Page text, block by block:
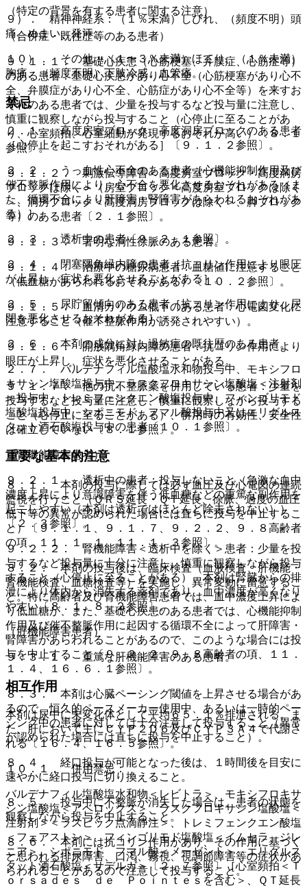
（特定の背景を有する患者に関する注意）
（合併症・既往歴等のある患者）
９．１．１． 基礎心疾患（心筋梗塞、弁膜症、心筋症等）
のある患者：基礎心疾患があり心不全（心筋梗塞があり心不
全、弁膜症があり心不全、心筋症があり心不全等）を来すお
それのある患者では、少量を投与するなど投与量に注意し、
慎重に観察しながら投与すること（心停止に至ることがあ
り、心室頻拍、心室細動が発現するおそれが高い）〔８．１
参照〕。
９．１．２． 刺激伝導障害＜高度房室ブロック・高度洞房
ブロックは除く＞（房室ブロック＜高度房室ブロックは除く
＞、洞房ブロック＜高度洞房ブロックは除く＞、脚ブロック
等）のある患者〔２．１参照〕。
９．１．３． 著明な洞性徐脈のある患者。
９．１．４． 治療中の糖尿病患者：血糖値に注意すること
（低血糖があらわれるおそれがある）〔１０．２参照〕。
９．１．５． 血清カリウム低下のある患者：心電図変化に
注意すること（催不整脈作用が誘発されやすい）。
９．１．６． 開放隅角緑内障の患者：抗コリン作用により
眼圧が上昇し、症状を悪化させることがある。
９．１．７． 他の抗不整脈薬を併用している患者：少量を
投与するなど投与量に注意し、慎重に観察しながら投与する
こと（心停止に至ることがある）、併用時の有効性、安全性
は確立していない〔８．１参照〕。
（腎機能障害患者）
９．２．１． 透析中の患者：投与しないこと（急激な血中
濃度上昇により意識障害を伴う低血糖などの重篤な副作用を
起こしやすい（本剤は透析ではほとんど除去されない））
〔２．３参照〕。
９．２．２． 腎機能障害＜透析中を除く＞患者：少量を投
与するなど投与量に十分に注意し、慎重に観察しながら投与
すること（心停止に至ることがある）、本剤は腎臓からの排
泄により体内から消失する薬剤であり、血中濃度が高くなり
やすい〔８．１、８．２参照〕。
（肝機能障害患者）
９．３．１． 重篤な肝機能障害のある患者。
相互作用
本剤は尿中に未変化体として平均６５．１％排泄される。ま
た、肝において主にＣＹＰ２Ｄ６及びＣＹＰ３Ａ４で代謝さ
れる〔１６．４、１６．５参照〕。
１０．１． 併用禁忌：
バルデナフィル塩酸塩水和物＜レビトラ＞、モキシフロキサ
シン塩酸塩＜アベロックス＞、ラスクフロキサシン塩酸塩＜
注射剤＞＜ラスビック点滴静注＞、トレミフェンクエン酸塩
＜フェアストン＞、フィンゴリモド塩酸塩＜イムセラ、ジレ
ニア＞、シポニモド フマル酸＜メーゼント＞、エリグルス
タット酒石酸塩＜サデルガ＞〔２．７参照〕［心室頻拍＜Ｔ
ｏｒｓａｄｅｓ ｄｅ Ｐｏｉｎｔｅｓを含む＞、ＱＴ延長
９）． 精神神経系：（１％未満）しびれ、（頻度不明）頭
痛、めまい、発汗。
１０）． その他：（１〜３％未満）ほてり、（１％未満）
胸痛、（頻度不明）下肢冷感、血管痛。
禁忌
２．１． 高度房室ブロック、高度洞房ブロックのある患者
［心停止を起こすおそれがある］〔９．１．２参照〕。
２．２． うっ血性心不全のある患者［心機能抑制作用及び
催不整脈作用により、心不全を悪化させるおそれがある（ま
た、循環不全により肝障害・腎障害があらわれるおそれがあ
る）］。
２．３． 透析中の患者〔９．２．１参照〕。
２．４． 閉塞隅角緑内障の患者［抗コリン作用により眼圧
が上昇し、症状を悪化させることがある］。
２．５． 尿貯留傾向のある患者［抗コリン作用により、尿
閉を悪化させるおそれがある］。
２．６． 本剤の成分に対し過敏症の既往歴のある患者。
２．７． バルデナフィル塩酸塩水和物投与中、モキシフロ
キサシン塩酸塩投与中、ラスクフロキサシン塩酸塩＜注射剤
＞投与中、トレミフェンクエン酸塩投与中、フィンゴリモド
塩酸塩投与中、シポニモド フマル酸投与中又はエリグルス
タット酒石酸塩投与中の患者〔１０．１参照〕。
重要な基本的注意
８．１． 本剤の投与に際しては必ず血圧及び心電図の連続
監視を行うこと（ＱＲＳ延長・ＱＴ延長、徐脈、過度の血圧
低下等の異常が認められた場合には直ちに投与を中止するこ
と）〔９．１．１、９．１．７、９．２．２、９．８高齢者
の項、１１．１．１、１１．１．３参照〕。
８．２． 本剤の投与後は、臨床検査（血液検査、肝機能・
腎機能検査、血糖検査等）を実施し、異常変動に留意するこ
と。特に高齢者及び腎機能障害患者では、血中濃度上昇によ
り低血糖が、また、基礎心疾患のある患者では、心機能抑制
作用及び催不整脈作用に起因する循環不全によって肝障害・
腎障害があらわれることがあるので、このような場合には投
与を中止すること〔９．２．２、９．８高齢者の項、１１．
１．４、１６．６．１参照〕。
８．３． 本剤は心臓ペーシング閾値を上昇させる場合があ
るので、恒久的ペースメーカー使用中、あるいは一時的ペー
シング中の患者に対しては十分注意して投与すること（異常
が認められた場合には直ちに投与を中止すること）。
８．４． 経口投与が可能となった後は、１時間後を目安に
速やかに経口投与に切り換えること。
８．５． 投与中に不整脈が消失した場合は、患者の状態を
観察しながら投与を中止すること。
８．６． 本剤には抗コリン作用があり、その作用に基づく
と思われる排尿障害、口渇、霧視、視調節障害等の症状があ
らわれることがあるので注意して投与すること。